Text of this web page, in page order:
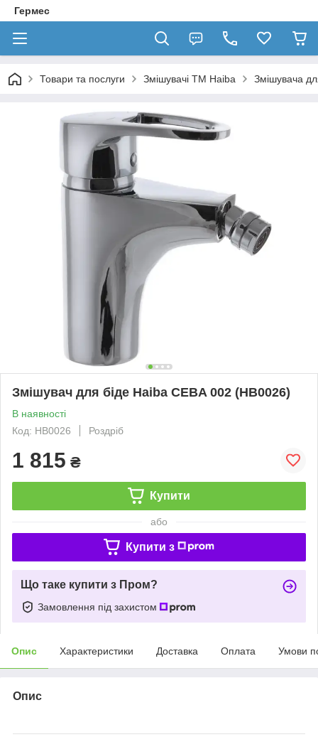
Гермес
Товари та послуги Змішувачі ТМ Haiba Змішувача
Змішувач для біде Haiba CEBA 002 (HB0026)
В наявності
Код: HB0026
Роздріб
1 815 ₴
Купити
або
Купити з
Що таке купити з Пром?
Замовлення під захистом
Опис Характеристики Доставка Оплата Умови
Опис